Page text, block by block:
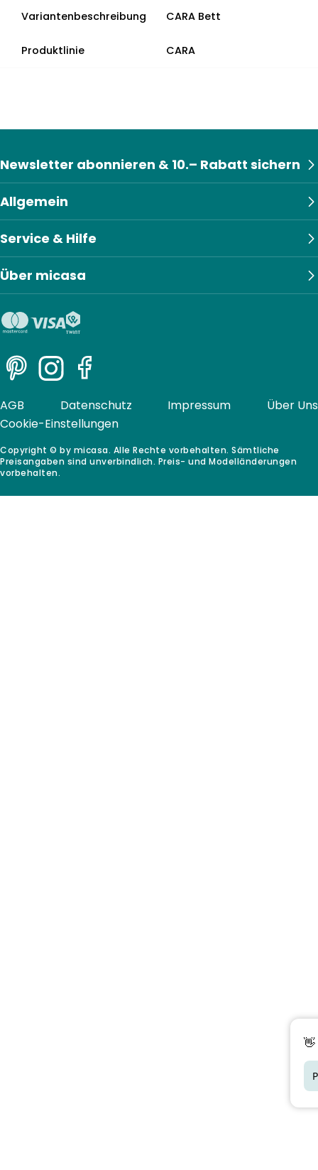
Variantenbeschreibung CARA Bett
Produktlinie CARA
Allgemein
Service & Hilfe
Über micasa
Newsletter abonnieren & 10.– Rabatt sichern
PinterestInstagramFacebook
Copyright © by micasa. Alle Rechte vorbehalten. Sämtliche
Preisangaben sind unverbindlich. Preis- und Modelländerungen
vorbehalten.
AGB Datenschutz Impressum
Über Uns
Cookie-Einstellungen